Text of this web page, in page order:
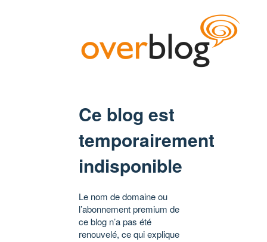
Ce blog est
temporairement
indisponible
Le nom de domaine ou
l’abonnement premium de
ce blog n’a pas été
renouvelé, ce qui explique